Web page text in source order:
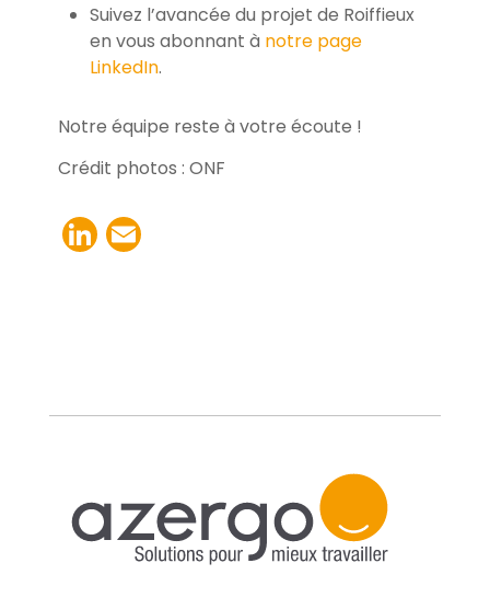
Suivez l’avancée du projet de Roiffieux
en vous abonnant à notre page
LinkedIn.
Notre équipe reste à votre écoute !
Crédit photos : ONF
LinkedIn
Email